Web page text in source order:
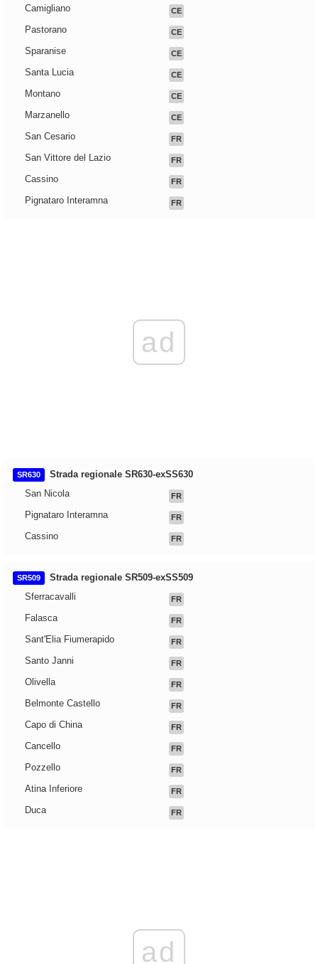
Camigliano CE
Pastorano CE
Sparanise CE
Santa Lucia CE
Montano CE
Marzanello CE
San Cesario FR
San Vittore del Lazio FR
Cassino FR
Pignataro Interamna FR
ad
SR630
Strada regionale SR630-exSS630
San Nicola
FR
Pignataro Interamna FR
Cassino FR
SR509
Strada regionale SR509-exSS509
Sferracavalli
FR
Falasca FR
Sant'Elia Fiumerapido FR
Santo Janni FR
Olivella FR
Belmonte Castello FR
Capo di China FR
Cancello FR
Pozzello FR
Atina Inferiore FR
Duca FR
ad